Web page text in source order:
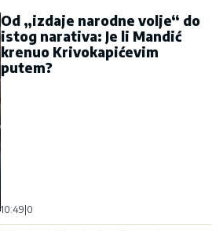
Od „izdaje narodne volje“ do
istog narativa: Je li Mandić
krenuo Krivokapićevim
putem?
10:49 0